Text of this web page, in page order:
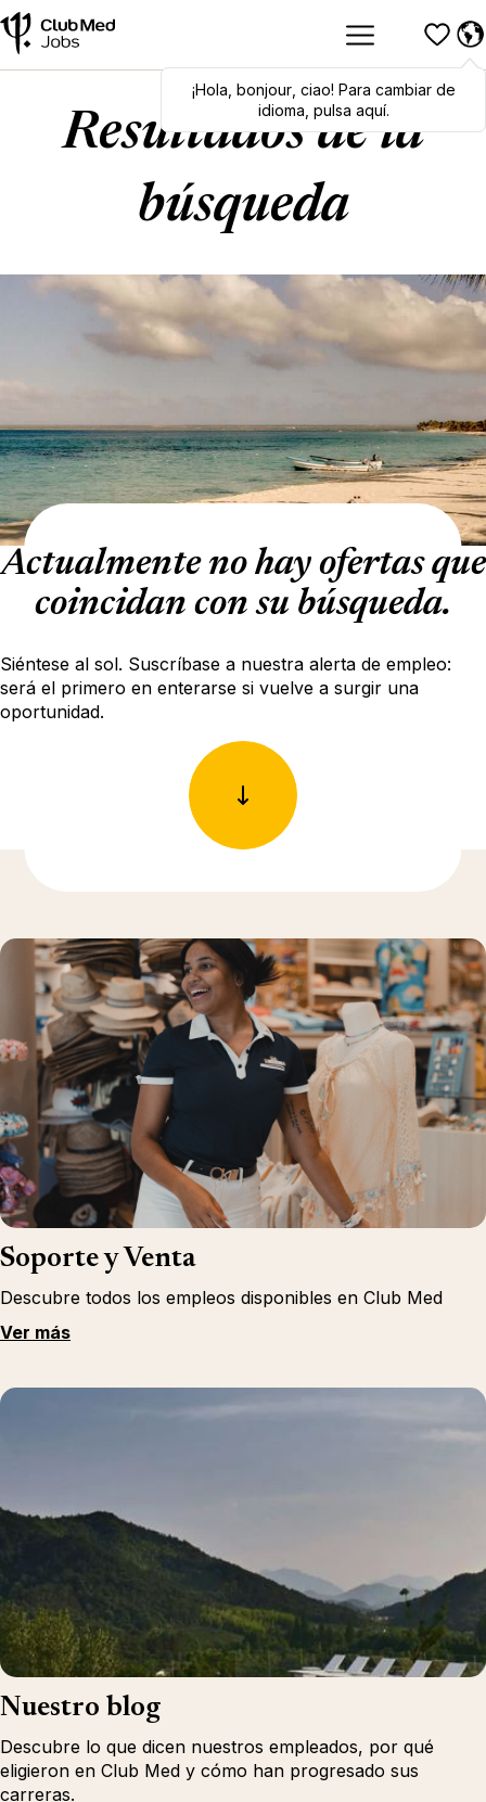
Hola,bonjour,ciao! To switch
languages, click here!
¡Hola bonjour, ciao! Para cambiar de
idioma, pulsa aquí.
Resultados de la
búsqueda
Actualmente no hay ofertas que
coincidan con su búsqueda.
Siéntese al sol. Suscríbase a nuestra alerta de empleo:
será el primero en enterarse si vuelve a surgir una
oportunidad.
Soporte y Venta
Descubre todos los empleos disponibles en Club Med
Ver más
Nuestro blog
Descubre lo que dicen nuestros empleados, por qué
eligieron en Club Med y cómo han progresado sus
carreras.